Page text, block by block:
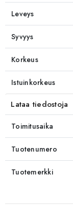
Leveys
Syvyys
Korkeus
Istuinkorkeus
Lataa tiedostoja
Toimitusaika
Tuotenumero
Tuotemerkki